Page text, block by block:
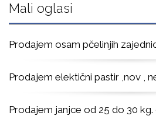
Mali oglasi
Prodajem osam pčelinjih
Prodajem elektični pastir ,nov ,
Prodajem janjce od 25 do 30